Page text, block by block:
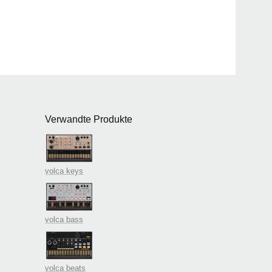
Verwandte Produkte
volca keys
volca bass
volca beats